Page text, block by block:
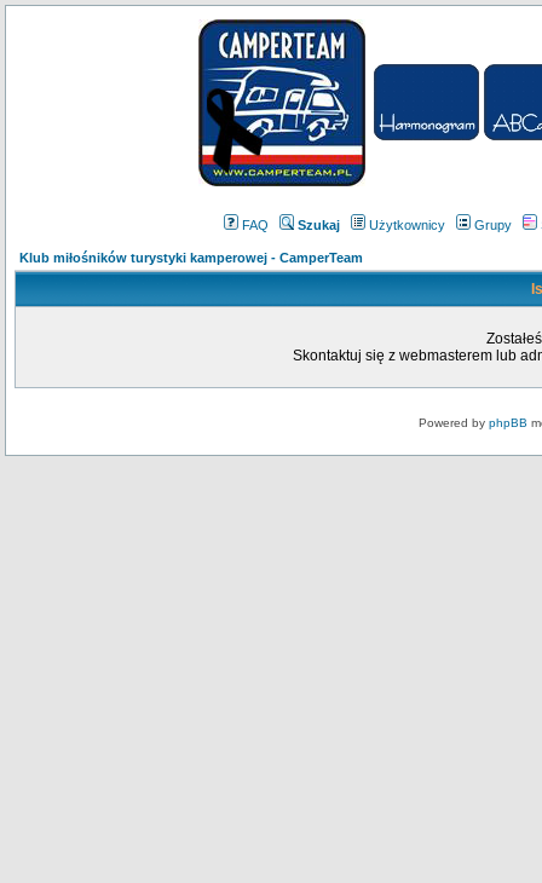
FAQ Szukaj Użytkownicy Grupy
Klub miłośników turystyki kamperowej - CamperTeam
Skontaktuj się z webmasterem lub
Powered by phpBB